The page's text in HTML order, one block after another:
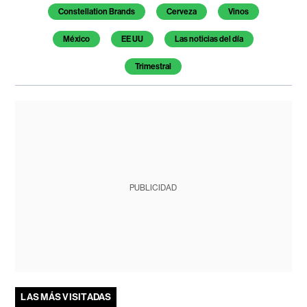
Constellation Brands Cerveza Vinos
México EE UU Las noticias del día
Trimestral
PUBLICIDAD
LAS MÁS VISITADAS